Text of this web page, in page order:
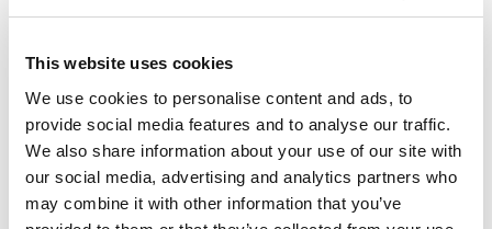
This website uses cookies
We use cookies to personalise content and ads, to
provide social media features and to analyse our traffic.
We also share information about your use of our site with
our social media, advertising and analytics partners who
may combine it with other information that you’ve
18